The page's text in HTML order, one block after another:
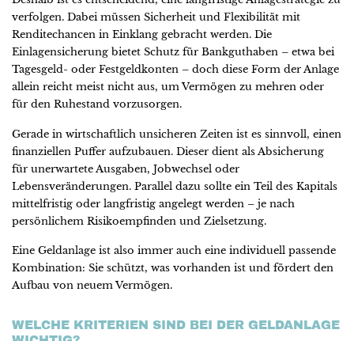
verfolgen. Dabei müssen Sicherheit und Flexibilität mit
Renditechancen in Einklang gebracht werden. Die
Einlagensicherung bietet Schutz für Bankguthaben – etwa bei
Tagesgeld- oder Festgeldkonten – doch diese Form der Anlage
allein reicht meist nicht aus, um Vermögen zu mehren oder
für den Ruhestand vorzusorgen.
Gerade in wirtschaftlich unsicheren Zeiten ist es sinnvoll, einen
finanziellen Puffer aufzubauen. Dieser dient als Absicherung
für unerwartete Ausgaben, Jobwechsel oder
Lebensveränderungen. Parallel dazu sollte ein Teil des Kapitals
mittelfristig oder langfristig angelegt werden – je nach
persönlichem Risikoempfinden und Zielsetzung.
Eine Geldanlage ist also immer auch eine individuell passende
Kombination: Sie schützt, was vorhanden ist und fördert den
Aufbau von neuem Vermögen.
WELCHE KRITERIEN SIND BEI DER GELDANLAGE